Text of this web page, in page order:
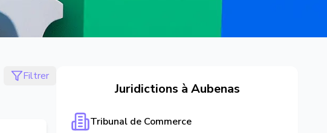
Filtrer
Juridictions à Aubenas
Tribunal de Commerce